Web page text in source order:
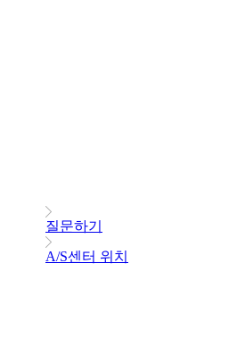
질문하기
A/S센터 위치